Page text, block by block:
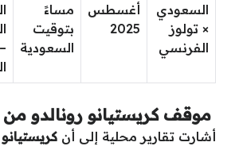
السعودي
× تولوز
الفرنسي
أغسطس
2025
مساءً
بتوقيت
السعودية
–
موقف كريستيانو رونالدو
أشارت تقارير محلية إلى أن